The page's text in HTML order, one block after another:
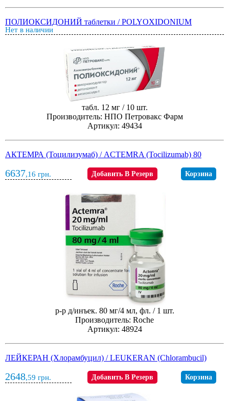
ПОЛИОКСИДОНИЙ таблетки / POLYOXIDONIUM
Нет в наличии
табл. 12 мг / 10 шт.
Производитель: НПО Петровакс Фарм
Артикул: 49434
АКТЕМРА (Тоцилизумаб) / ACTEMRA (Tocilizumab) 80
6637,16 грн. Добавить В Резерв Корзина
р-р д/инъек. 80 мг/4 мл, фл. / 1 шт.
Производитель: Roche
Артикул: 48924
ЛЕЙКЕРАН (Хлорамбуцил) / LEUKERAN (Chlorambucil)
2648,59 грн. Добавить В Резерв Корзина